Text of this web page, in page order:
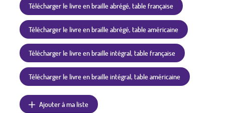
Télécharger le livre en braille abrégé, table française
Télécharger le livre en braille abrégé, table américaine
Télécharger le livre en braille intégral, table française
Télécharger le livre en braille intégral, table américaine
Ajouter à ma liste